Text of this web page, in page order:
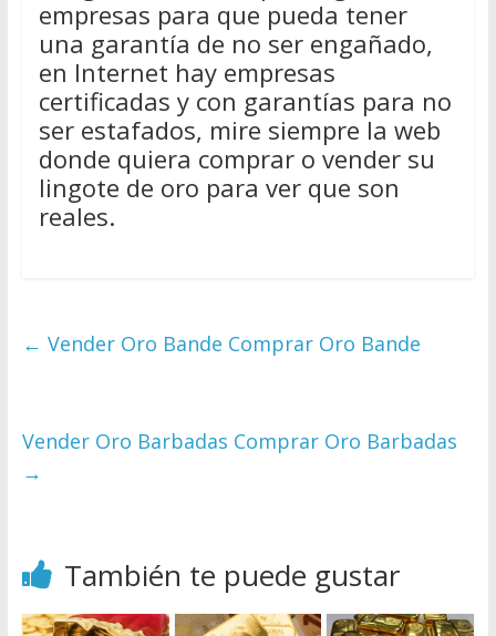
empresas para que pueda tener
una garantía de no ser engañado,
en Internet hay empresas
certificadas y con garantías para no
ser estafados, mire siempre la web
donde quiera comprar o vender su
lingote de oro para ver que son
reales.
← Vender Oro Bande Comprar Oro Bande
Vender Oro Barbadas Comprar Oro Barbadas
→
También te puede gustar